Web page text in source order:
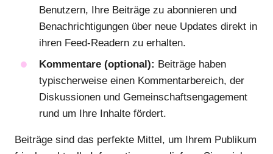
Benutzern, Ihre Beiträge zu abonnieren und
Benachrichtigungen über neue Updates direkt in
ihren Feed-Readern zu erhalten.
Kommentare (optional): Beiträge haben
typischerweise einen Kommentarbereich, der
Diskussionen und Gemeinschaftsengagement
rund um Ihre Inhalte fördert.
Beiträge sind das perfekte Mittel, um Ihrem Publikum